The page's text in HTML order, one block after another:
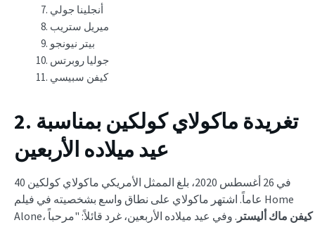
أنجلينا جولي
ميريل ستريب
بيتر نيونجو
كيفن سبيسي
2. تغريدة ماكولاي كولكين بمناسبة
عيد ميلاده الأربعين
في 26 أغسطس 2020، بلغ الممثل الأمريكي ماكولاي كولكين 40
عاماً. اشتهر ماكولاي على نطاق واسع بشخصيته في فيلم Home
Alone،
كيفن ماك أليستر . وفي عيد ميلاده الأربعين، غرد قائلاً: "مرحباً